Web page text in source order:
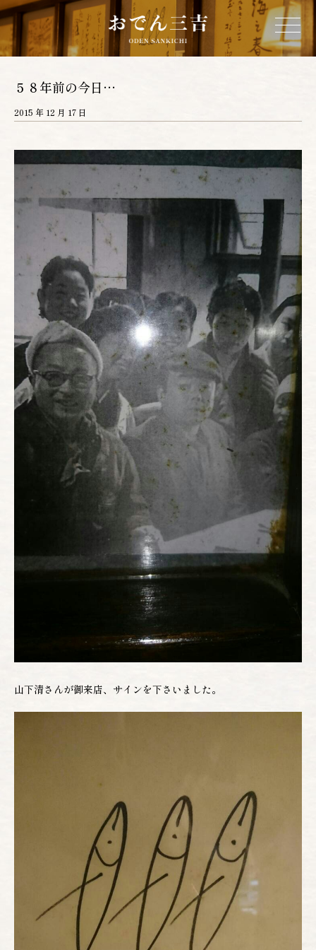
三吉について
お品書き
店舗情報
営業カレンダー
ネットショップ
お電話でのご予約
022-222-3830
(月〜土 12:00〜22:00)
WEBからのご予約
５８年前の今日…
2015 年 12 月 17 日
山下清さんが御来店、サインを下さいました。